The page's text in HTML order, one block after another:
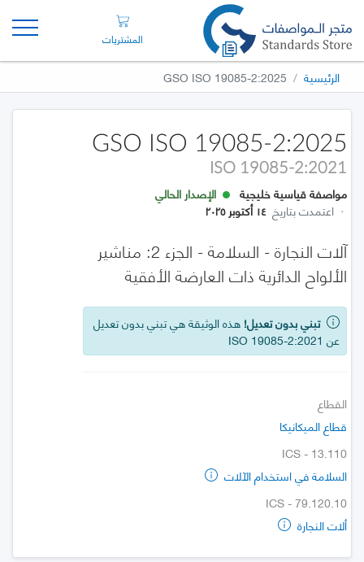
المشتريات
الرئيسية GSO ISO 19085-2:2025
GSO ISO 19085-2:2025
ISO 19085-2:2021
مواصفة قياسية خليجية
الإصدار الحالي
· اعتمدت بتاريخ ١٤ أكتوبر ٢٠٢٥
آلات النجارة - السلامة - الجزء 2: مناشير
الألواح الدائرية ذات العارضة الأفقية
تبني بدون تعديل! هذه الوثيقة هي تبني بدون تعديل
عن ISO 19085-2:2021
القطاع
قطاع الميكانيكا
ICS - 13.110
السلامة في استخدام الآلات
ICS - 79.120.10
ألات النجارة